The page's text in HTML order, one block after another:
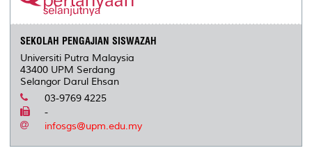
SEKOLAH PENGAJIAN SISWAZAH
Universiti Putra Malaysia
43400 UPM Serdang
Selangor Darul Ehsan
03-9769 4225
-
infosgs@upm.edu.my